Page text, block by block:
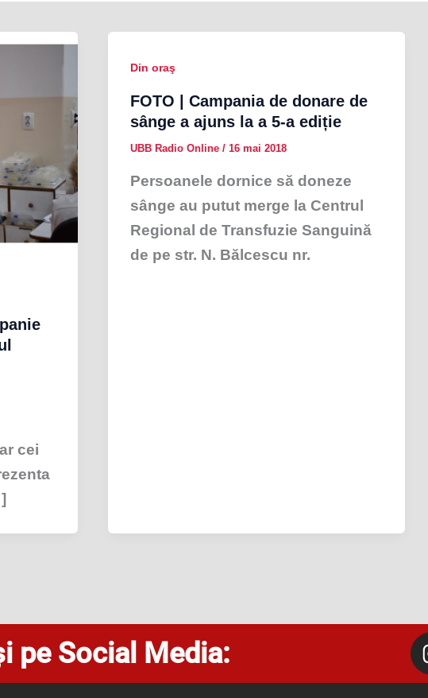
cei
Din oraş
FOTO | Campania de donare de
sânge a ajuns la a 5-a ediție
UBB Radio Online/16 mai 2018
Persoanele dornice să doneze
sânge au putut merge la Centrul
Regional de Transfuzie Sanguină
de pe str. N. Bălcescu nr.
pe Social Media: